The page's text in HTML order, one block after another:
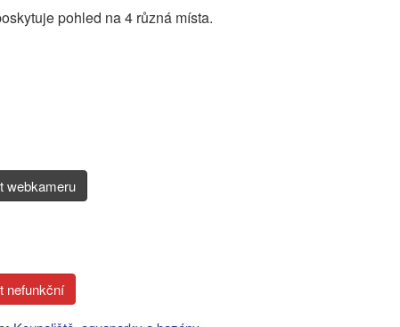
pohled na 4 různá místa.
webkameru